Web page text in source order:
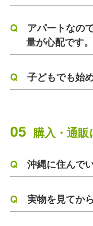
アパートなの
量が心配です。
子どもでも始
05 購入・通
沖縄に住んで
実物を見てか